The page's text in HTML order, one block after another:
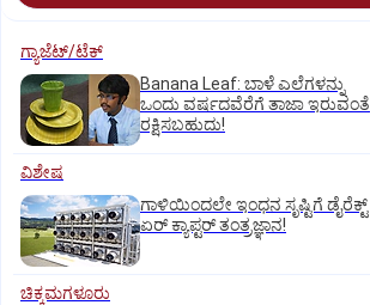
ಗ್ಯಾಜೆಟ್/ಟೆಕ್
Banana Leaf: ಬಾಳೆ ಎಲೆಗಳನ್ನು
ಒಂದು ವರ್ಷದವೆರೆಗೆ ತಾಜಾ ಇರುವಂತೆ
ರಕ್ಷಿಸಬಹುದು!
ವಿಶೇಷ
ಗಾಳಿಯಿಂದಲೇ ಇಂಧನ ಸೃಷ್ಟಿಗೆ ಡೈರೆಕ್ಟ್
ಏರ್‌ ಕ್ಯಾಪ್ಟರ್ ತಂತ್ರಜ್ಞಾನ!
ಚಿಕ್ಕಮಗಳೂರು